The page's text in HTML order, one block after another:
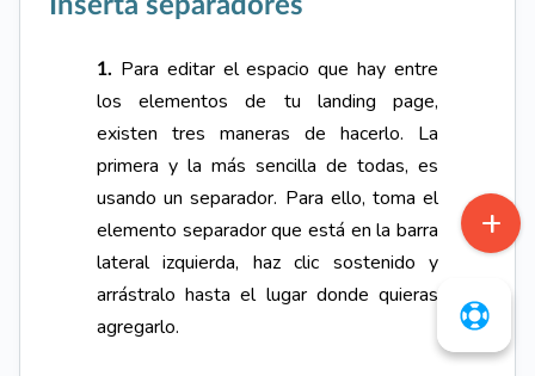
1. Para editar el espacio que hay entre
los elementos de tu landing page,
existen tres maneras de hacerlo. La
primera y la más sencilla de todas, es
usando un separador. Para ello, toma el
elemento separador que está en la barra
lateral izquierda, haz clic sostenido y
arrástralo hasta el lugar donde quieras
agregarlo.